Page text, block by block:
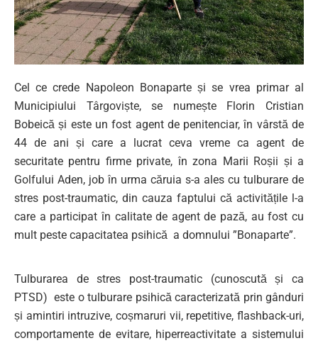
Cel ce crede Napoleon Bonaparte și se vrea primar al
Municipiului Târgoviște, se numește Florin Cristian
Bobeică și este un fost agent de penitenciar, în vârstă de
44 de ani și care a lucrat ceva vreme ca agent de
securitate pentru firme private, în zona Marii Roșii și a
Golfului Aden, job în urma căruia s-a ales cu tulburare de
stres post-traumatic, din cauza faptului că activitățile l-a
care a participat în calitate de agent de pază, au fost cu
mult peste capacitatea psihică a domnului ”Bonaparte”.
Tulburarea de stres post-traumatic (cunoscută și ca
PTSD) este o tulburare psihică caracterizată prin gânduri
și amintiri intruzive, coșmaruri vii, repetitive, flashback-uri,
comportamente de evitare, hiperreactivitate a sistemului